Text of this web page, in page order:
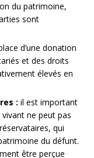
du patrimoine,
sont
d’une donation
et des droits
élevés en
: il est important
ne peut pas
qui
du défunt.
être perçue